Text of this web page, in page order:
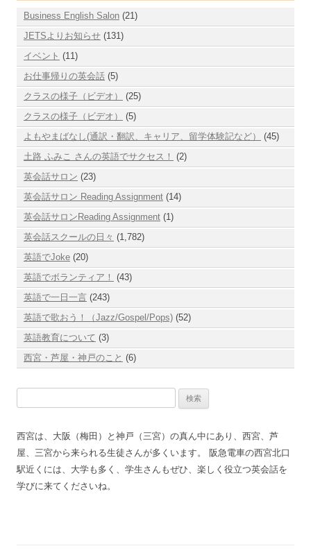
Business English Salon (21)
JETSよりお知らせ (131)
イベント (11)
お仕事帰りの英会話 (5)
クラスの様子（ビデオ）
(25)
クラスの様子（ビデオ）
(5)
よもやまばなし(通訳・翻訳、キャリア、留学体験記など）
(45)
土路 ふみこ さんの英語でサクセス！
(2)
英会話サロン (23)
英会話サロン Reading Assignment (14)
英会話サロンReading Assignment (1)
英会話スクールの日々 (1,782)
英語でJoke (20)
英語でボランティア！
(43)
英語で一日一言 (243)
英語で歌おう！（Jazz/Gospel/Pops) (52)
英語教育について (3)
西宮・芦屋・神戸のこと (6)
西宮は、大阪（梅田）と神戸（三宮）の真ん中にあり、西宮、芦
屋、三宮から来られる生徒さんが多くいます。 阪急電車の西宮北口
駅近くには、大学も多く、学生さんもぜひ、楽しく役立つ英会話を
学びに来てくださいね。